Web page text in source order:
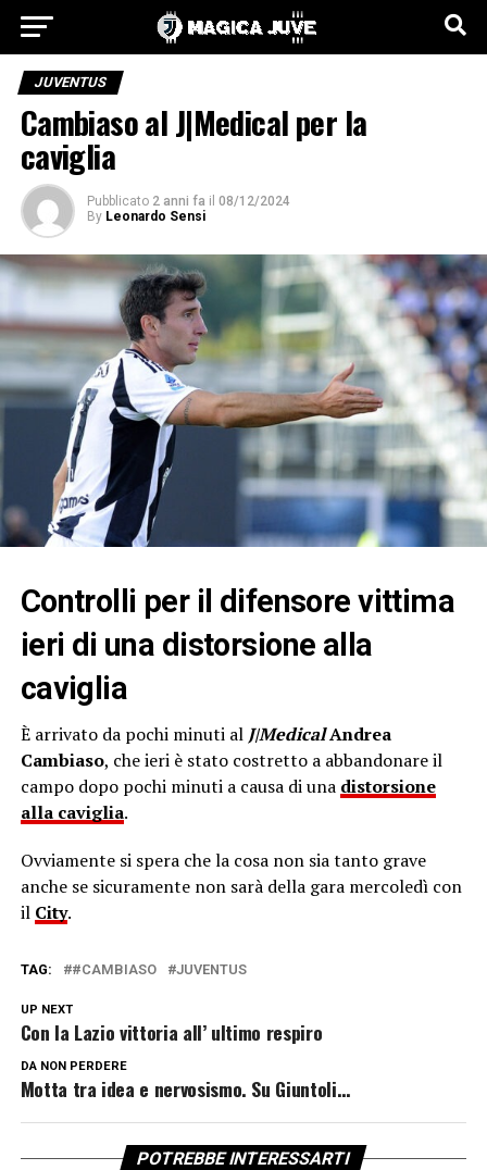
JUVENTUS
Cambiaso al J|Medical per la
caviglia
Pubblicato 2 anni fa il 08/12/2024
By Leonardo Sensi
Controlli per il difensore vittima
ieri di una distorsione alla
caviglia
È arrivato da pochi minuti al J|MedicalAndrea
Cambiaso, che ieri è stato costretto a abbandonare il
campo dopo pochi minuti a causa di una distorsione
alla caviglia.
Ovviamente si spera che la cosa non sia tanto grave
anche se sicuramente non sarà della gara mercoledì con
il City.
TAG: #CAMBIASO JUVENTUS
UP NEXT
Con la Lazio vittoria all’ ultimo respiro
DA NON PERDERE
Motta tra idea e nervosismo. Su Giuntoli…
POTREBBE INTERESSARTI